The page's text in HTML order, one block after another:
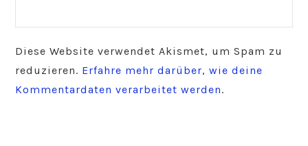
Diese Website verwendet Akismet, um Spam zu
reduzieren. Erfahre mehr darüber, wie deine
Kommentardaten verarbeitet werden.